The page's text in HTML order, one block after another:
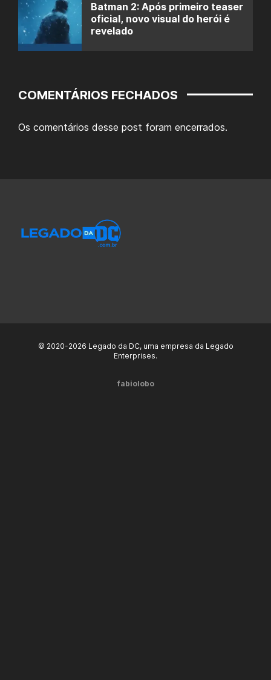
Batman 2: Após primeiro teaser
oficial, novo visual do herói é
revelado
COMENTÁRIOS FECHADOS
Os comentários desse post foram encerrados.
© 2020-2026 Legado da DC, uma empresa da Legado
Enterprises.
fabiolobo